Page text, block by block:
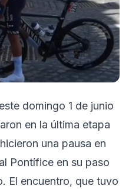
domingo 1 de junio
en la última etapa
una pausa en
Pontífice en su paso
El encuentro, que tuvo